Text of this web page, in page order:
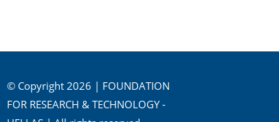
© Copyright 2026 | FOUNDATION
FOR RESEARCH & TECHNOLOGY -